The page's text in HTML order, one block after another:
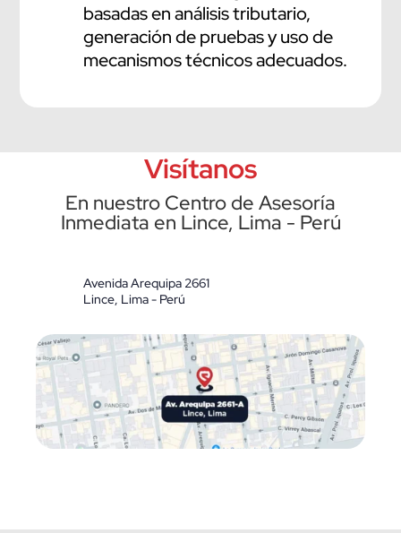
basadas en análisis tributario,
generación de pruebas y uso de
mecanismos técnicos adecuados.
Visítanos
En nuestro Centro de Asesoría
Inmediata en Lince, Lima - Perú
Avenida Arequipa 2661
Lince, Lima - Perú